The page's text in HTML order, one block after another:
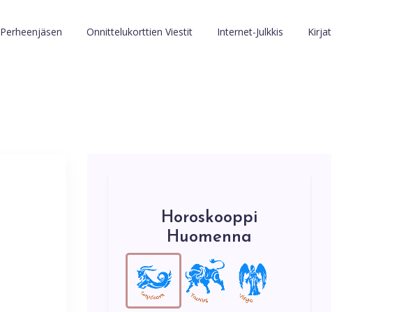
Perheenjäsen Onnittelukorttien Viestit Internet-Julkkis Kirjat
Horoskooppi
Huomenna